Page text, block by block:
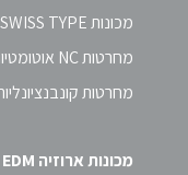
מכונות SWISS TYPE
מחרטות NC אוטומטיות
מחרטות
מכונות ארוזיה EDM